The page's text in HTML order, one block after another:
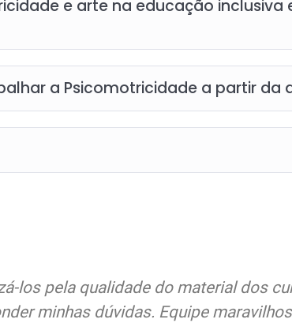
e arte na educação inclusiva
a Psicomotricidade a partir da
sentimentos de pura alegria em
seriedade e principalmente respeito